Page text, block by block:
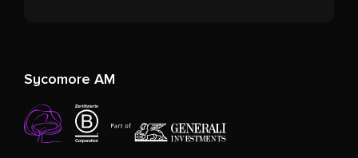
Sycomore AM